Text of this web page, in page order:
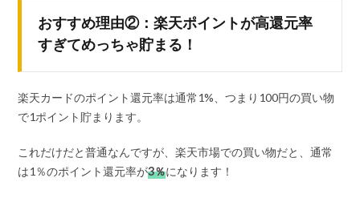
おすすめ理由②：楽天ポイントが高還元率
すぎてめっちゃ貯まる！
楽天カードのポイント還元率は通常1%、つまり100円の買い物
で1ポイント貯まります。
これだけだと普通なんですが、楽天市場での買い物だと、通常
は1％のポイント還元率が3％になります！